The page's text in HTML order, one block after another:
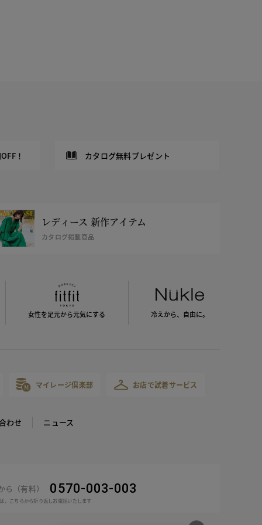
！ カタログ無料プレゼント
レディース 新作アイテム
カタログ掲載商品
女性を足元から元気にする 冷えから、 自由に。
マイレージ倶楽部 お店で試着サービス
わせ ニュース
（有料） 0570-003-003
、こちらから折り返しお電話いたします